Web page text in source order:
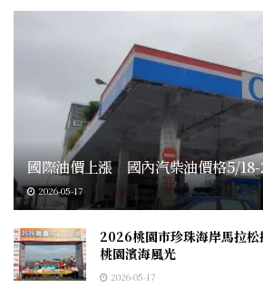
國際油價上漲 國內汽柴油價格5/18-
2026-05-17
2026桃園市珍珠海岸馬拉
桃園濱海風光
2026-05-17